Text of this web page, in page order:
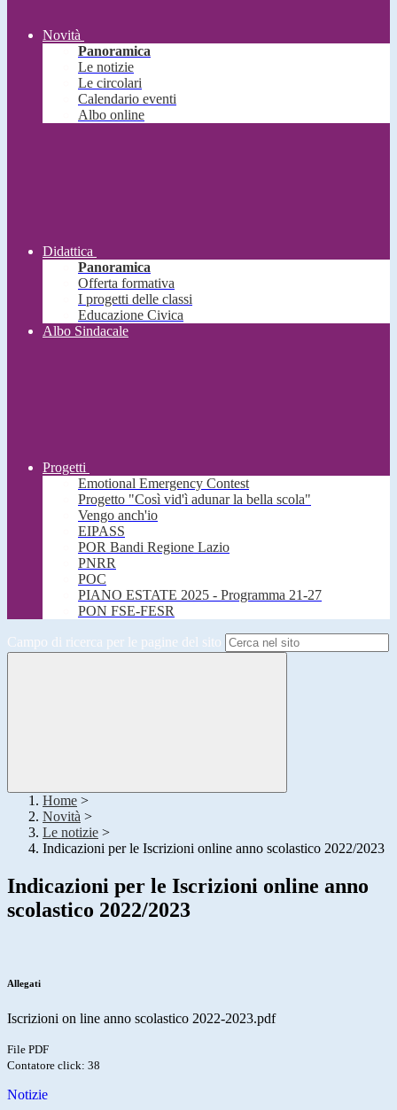
Novità
Panoramica
Le notizie
Le circolari
Calendario eventi
Albo online
Didattica
Panoramica
Offerta formativa
I progetti delle classi
Educazione Civica
Albo Sindacale
Progetti
Emotional Emergency Contest
Progetto "Così vid'ì adunar la bella scola"
Vengo anch'io
EIPASS
POR Bandi Regione Lazio
PNRR
POC
PIANO ESTATE 2025 - Programma 21-27
PON FSE-FESR
Campo di ricerca per le pagine del sito
Home >
Novità >
Le notizie >
Indicazioni per le Iscrizioni online anno scolastico 2022/2023
Indicazioni per le Iscrizioni online anno
scolastico 2022/2023
Allegati
Iscrizioni on line anno scolastico 2022-2023.pdf
File PDF
Contatore click: 38
Notizie